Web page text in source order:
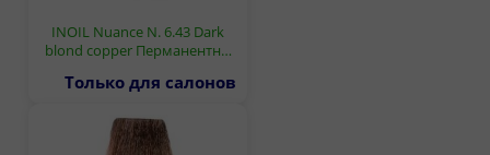
INOIL Nuance N. 6.43 Dark
blond copper Перманентн…
Только для салонов